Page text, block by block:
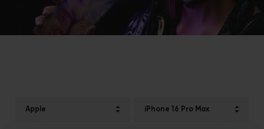
Apple iPhone 16 Pro Max